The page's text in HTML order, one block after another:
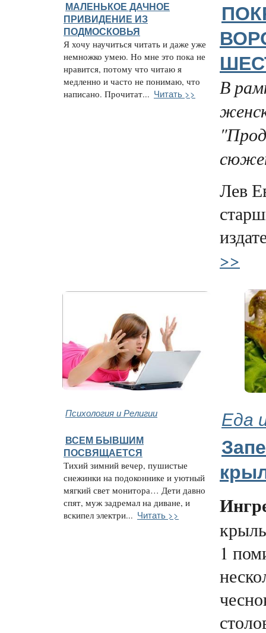
МАЛЕНЬКОЕ ДАЧНОЕ
ПРИВИДЕНИЕ ИЗ
ПОДМОСКОВЬЯ
Я хочу научиться читать и даже уже
немножко умею. Но мне это пока не
нравится, потому что читаю я
медленно и часто не понимаю, что
написано. Прочитат... Читать >>
В
Лев
>>
Психология и Религии Еда
ВСЕМ БЫВШИМ
ПОСВЯЩАЕТСЯ
Тихий зимний вечер, пушистые
снежинки на подоконнике и уютный
мягкий свет монитора… Дети давно
спят, муж задремал на диване, и
вскипел электри... Читать >>
1